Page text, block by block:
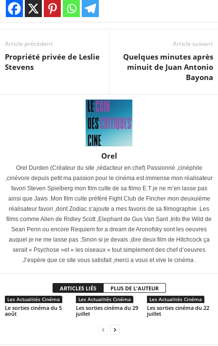
Article précédent
Propriété privée de Leslie
Stevens
Article suivant
Quelques minutes après
minuit de Juan Antonio
Bayona
Orel
Orel Durden (Créateur du site ,rédacteur en chef) Passionné ,cinéphile
,cinévore depuis petit ma passion pour le cinéma est immense mon réalisateur
favori Steven Spielberg mon film culte de sa filmo E.T je ne m’en lasse pas
ainsi que Jaws .Mon film culte préféré Fight Club de Fincher mon deuxuième
réalisateur favori ,dont Zodiac s’ajoute a mes favoris de sa filmographie .Les
films comme Alien de Ridley Scott ,Elephant de Gus Van Sant ,Into the Wild de
Sean Penn ou encore Requiem for a dream de Aronofsky sont les oeuvres
auquel je ne me lasse pas .Sinon si je devais ,dire deux film de Hitchcock ça
serait « Psychose »et « les oiseaux » tout simplement des chef d’oeuvres
.J’espère que ce site vous satisfait ,merci a vous et vive le cinéma .
ARTICLES LIÉS PLUS DE L'AUTEUR
Les Actualités Cinéma
Le sorties cinéma du 5
août
Les Actualités Cinéma
Les sorties cinéma du 29
juillet
Les Actualités Cinéma
Les sorties cinéma du 22
juillet